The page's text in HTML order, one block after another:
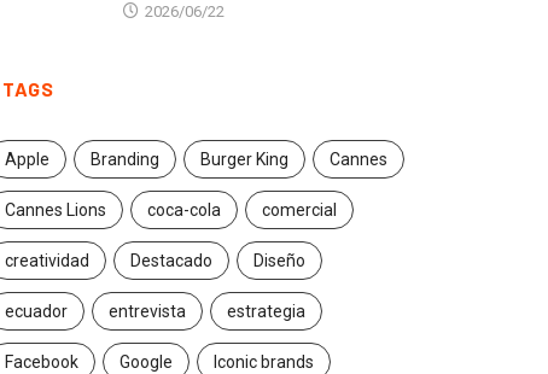
2026/06/22
TAGS
Apple Branding Burger King Cannes
Cannes Lions coca-cola comercial
creatividad Destacado Diseño
ecuador entrevista estrategia
Facebook Google Iconic brands